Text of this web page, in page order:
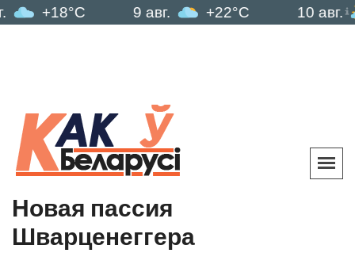
+22°C
Новая пассия
Шварценеггера